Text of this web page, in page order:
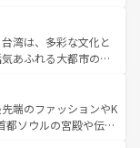
い。
えてくれるハワイの
イアンミュージッ
がハワイの魅力を彩
ルル（エアーズロッ
アンズの熱帯雨林な
ェやワイン、オージ
、サーフィンやダイ
好きにはたまらな
分に味わいつくそ
湾は、多彩な文化と
あふれる大都市の台
部など、都市の喧騒
る人に新しい発見と
い台湾の食文化も魅
端のファッションやK
都ソウルの宮殿や伝統